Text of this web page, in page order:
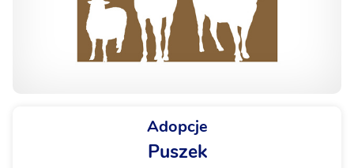
Adopcje
Puszek